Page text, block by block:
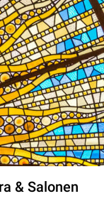
& Salonen